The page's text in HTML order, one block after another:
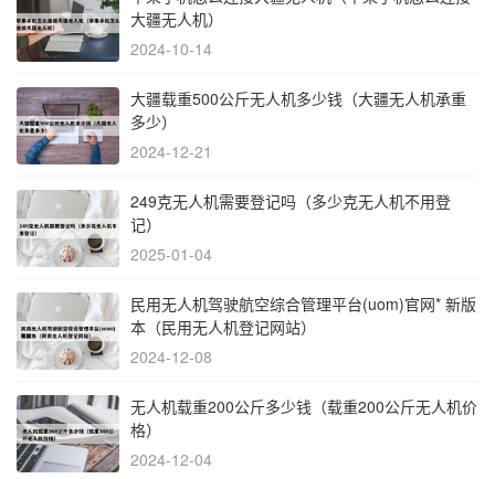
大疆无人机）
2024-10-14
大疆载重500公斤无人机多少钱（大疆无人机承重
多少）
2024-12-21
249克无人机需要登记吗（多少克无人机不用登
记）
2025-01-04
民用无人机驾驶航空综合管理平台(uom)官网* 新版
本（民用无人机登记网站）
2024-12-08
无人机载重200公斤多少钱（载重200公斤无人机价
格）
2024-12-04